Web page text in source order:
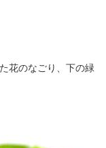
花のなごり、下の緑